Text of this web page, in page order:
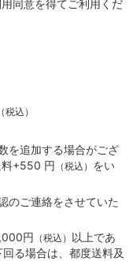
同意を得てご利用くだ
（税込）
を追加する場合がござ
料+550 円 （税込） をい
のご連絡をさせていた
円 （税込） 以上であ
回る場合は、都度送料及